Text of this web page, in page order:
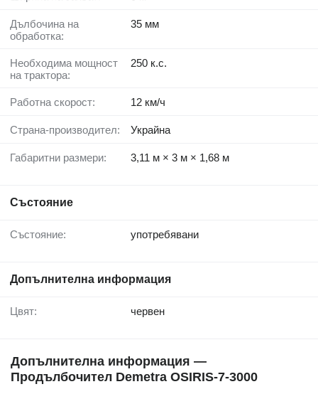
Дълбочина на
обработка:
35 мм
Необходима мощност
на трактора:
250 к.с.
Работна скорост: 12 км/ч
Страна-производител: Украйна
Габаритни размери: 3,11 м × 3 м × 1,68 м
Състояние
Състояние: употребявани
Допълнителна информация
Цвят: червен
Допълнителна информация —
Продълбочител Demetra OSIRIS-7-3000